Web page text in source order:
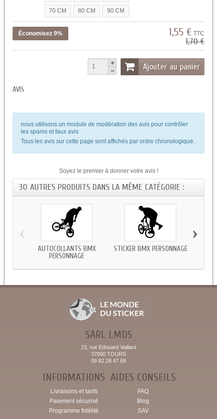
70 CM 80 CM 90 CM
Économisez 9% 1,55 € TTC
1,70 €
Ajouter au panier
AVIS
nous utilisons un module de modération des avis pour contrôler
les spams et faux avis
Tous les avis sur cette page sont affichés par ordre chronologique.
Soyez le premier à donner votre avis !
30 AUTRES PRODUITS DANS LA MÊME CATÉGORIE :
AUTOCOLLANTS BMX
PERSONNAGE
STICKER BMX PERSONNAGE
‹ ›
SARL LMDS
23, rue Edouard Vaillant
37000 TOURS
09 82 28 47 69
INFORMATIONS
Livraisons et tarifs
Paiement sécurisé
Programme fidélité
AIDES CONSEILS
FAQ
Blog
SAV